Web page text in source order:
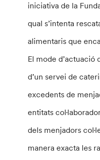
iniciativa de la
qual s’intenta
alimentaris que
El mode d’actuació
d’un servei de
excedents de
entitats
dels menjadors
manera exacta les